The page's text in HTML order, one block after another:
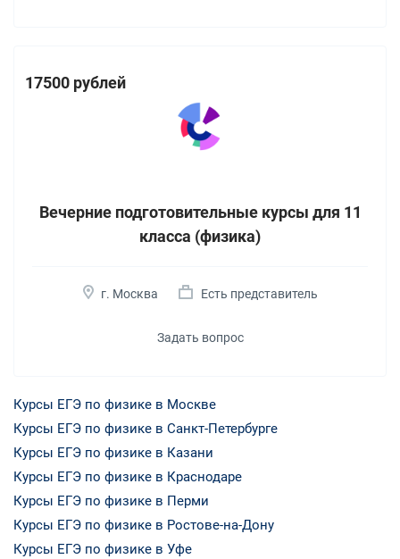
17500 рублей
Вечерние подготовительные курсы для 11
класса (физика)
г. Москва Есть представитель
Задать вопрос
Курсы ЕГЭ по физике в Москве
Курсы ЕГЭ по физике в Санкт-Петербурге
Курсы ЕГЭ по физике в Казани
Курсы ЕГЭ по физике в Краснодаре
Курсы ЕГЭ по физике в Перми
Курсы ЕГЭ по физике в Ростове-на-Дону
Курсы ЕГЭ по физике в Уфе